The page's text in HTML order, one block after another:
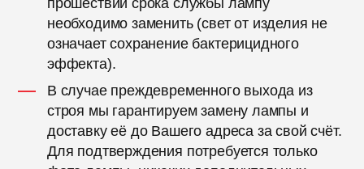
прошествии срока службы лампу
необходимо заменить (свет от изделия не
означает сохранение бактерицидного
эффекта).
В случае преждевременного выхода из
строя мы гарантируем замену лампы и
доставку её до Вашего адреса за свой счёт.
Для подтверждения потребуется только